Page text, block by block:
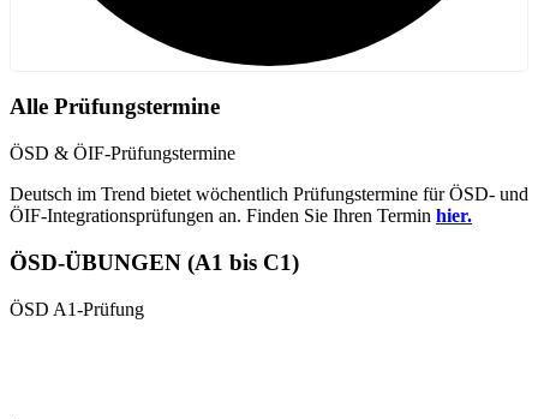
Alle Prüfungstermine
ÖSD & ÖIF-Prüfungstermine
Deutsch im Trend bietet wöchentlich Prüfungstermine für ÖSD- und
ÖIF-Integrationsprüfungen an. Finden Sie Ihren Termin hier.
ÖSD-ÜBUNGEN (A1 bis C1)
ÖSD A1-Prüfung